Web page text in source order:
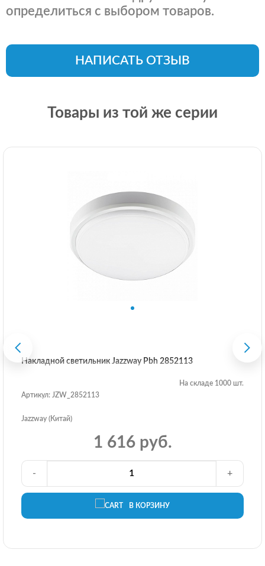
определиться с выбором товаров.
НАПИСАТЬ ОТЗЫВ
Товары из той же серии
Накладной светильник Jazzway Pbh 2852113
На складе 1000 шт.
Артикул: JZW_2852113
Jazzway (Китай)
1 616 руб.
В КОРЗИНУ
- +